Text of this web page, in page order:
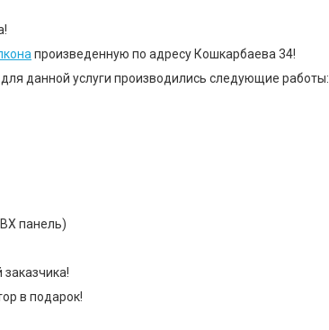
произведенную по адресу Кошкарбаева 34!
для данной услуги производились следующие работы:
панель)
в подарок!